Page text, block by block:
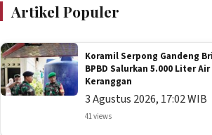
Artikel Populer
Koramil Serpong Gandeng
BPBD Salurkan 5.000 Liter
Keranggan
3 Agustus 2026, 17:02 WIB
41 views